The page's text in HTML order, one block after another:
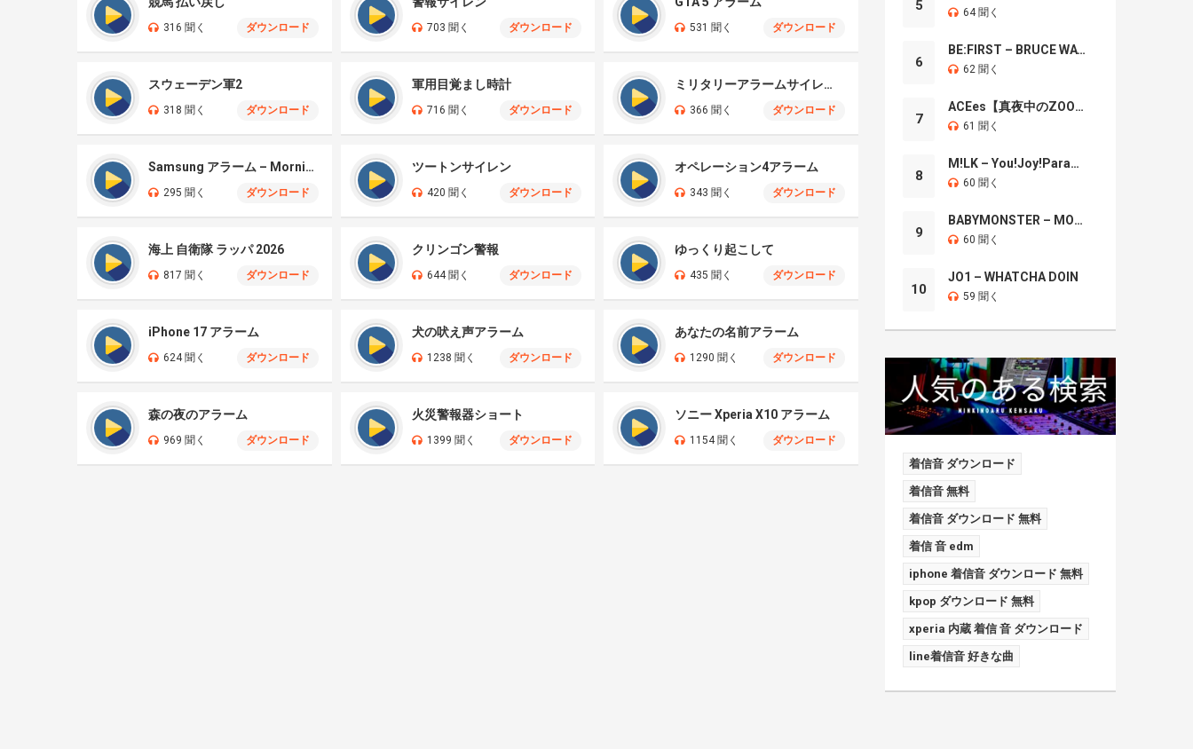
316 聞く ダウンロード 703 聞く ダウンロード 531 聞く ダウンロード
スウェーデン軍2
318 聞く ダウンロード
軍用目覚まし時計
716 聞く ダウンロード
ミリタリーアラームサイレンリミックス
366 聞く ダウンロード
Samsung アラーム – Morning Flower (iPhone)
295 聞く ダウンロード
ツートンサイレン
420 聞く ダウンロード
オペレーション4アラーム
343 聞く ダウンロード
海上 自衛隊 ラッパ 2026
817 聞く ダウンロード
クリンゴン警報
644 聞く ダウンロード
ゆっくり起こして
435 聞く ダウンロード
iPhone 17 アラーム
624 聞く ダウンロード
犬の吠え声アラーム
1238 聞く ダウンロード
あなたの名前アラーム
1290 聞く ダウンロード
森の夜のアラーム
969 聞く ダウンロード
火災警報器ショート
1399 聞く ダウンロード
ソニー Xperia X10 アラーム
1154 聞く ダウンロード
5 64 聞く
6
BE:FIRST – BRUCE WAYNE
62 聞く
7
ACEes【真夜中のZOO】
61 聞く
8
M!LK – You!Joy!Parade!
60 聞く
9
BABYMONSTER – MOON
60 聞く
10
JO1 – WHATCHA DOIN
59 聞く
着信音 ダウンロード
着信音 無料
着信音 ダウンロード 無料
着信 音 edm
iphone 着信音 ダウンロード 無料
kpop ダウンロード 無料
xperia 内蔵 着信 音 ダウンロード
line着信音 好きな曲